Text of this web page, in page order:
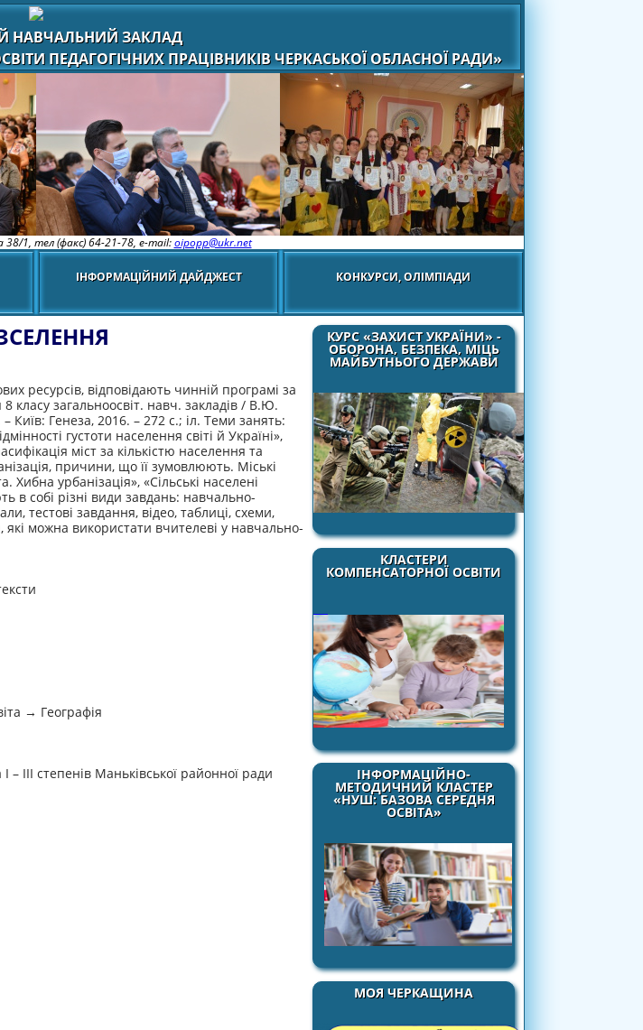
НАВЧАЛЬНИЙ ЗАКЛАД
ПЕДАГОГІЧНИХ ПРАЦІВНИКІВ ЧЕРКАСЬКОЇ ОБЛАСНОЇ РАДИ»
38/1, тел (факс) 64-21-78, e-mail:oipopp@ukr.net
ІНФОРМАЦІЙНИЙ ДАЙДЖЕСТ КОНКУРСИ, ОЛІМПІАДИ
КУРС «ЗАХИСТ УКРАЇНИ» -
ОБОРОНА, БЕЗПЕКА, МІЦЬ
МАЙБУТНЬОГО ДЕРЖАВИ
КЛАСТЕРИ
КОМПЕНСАТОРНОЇ ОСВІТИ
ІНФОРМАЦІЙНО-
МЕТОДИЧНИЙ КЛАСТЕР
«НУШ: БАЗОВА СЕРЕДНЯ
ОСВІТА»
МОЯ ЧЕРКАЩИНА
ресурсів, відповідають чинній програмі за
класу загальноосвіт. навч. закладів / В.Ю.
Київ: Генеза, 2016. – 272 с.; іл. Теми занять:
густоти населення світі й Україні»,
міст за кількістю населення та
причини, що її зумовлюють. Міські
Хибна урбанізація», «Сільські населені
в собі різні види завдань: навчально-
тестові завдання, відео, таблиці, схеми,
які можна використати вчителеві у навчально-
→ Географія
– ІІІ степенів Маньківської районної ради